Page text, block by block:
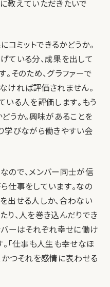
教えていただきたいで
コミットできるかどうか。
ている分、成果を出して
そのため、グラファーで
ければ評価されません。
る人を評価します。もう
うか。興味があることを
学びながら働きやすい会
ので、メンバー同士が信
仕事をしています。なの
出せる人しか、合わない
り、人を巻き込んだりでき
バーはそれぞれ幸せに働け
。「仕事も人生も幸せなほ
かつそれを感情に表わせる